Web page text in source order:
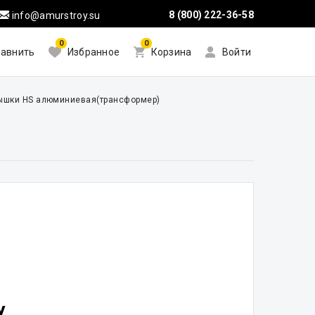
info@amurstroy.su 8 (800) 222-36-58
0
Избранное
0
Корзина Войти
HS алюминиевая(трансформер)